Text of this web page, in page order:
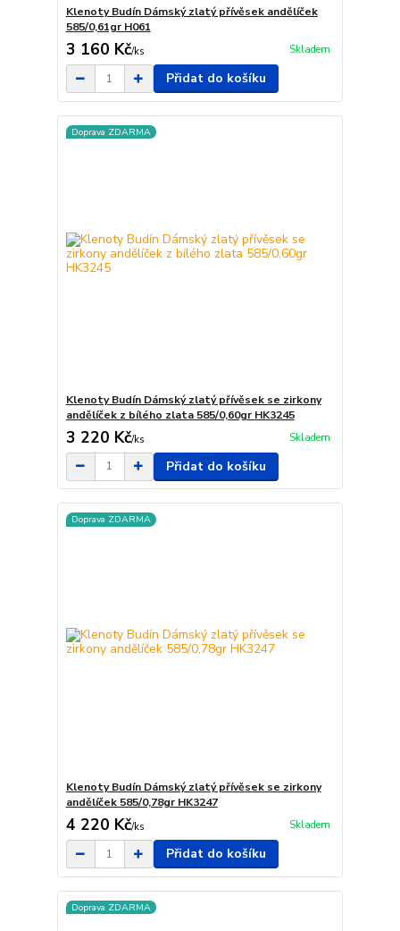
Klenoty Budín Dámský zlatý přívěsek andělíček
585/0,61gr H061
3 160 Kč/ks Skladem
Přidat do košíku
Doprava ZDARMA
Klenoty Budín Dámský zlatý přívěsek se zirkony
andělíček z bílého zlata 585/0,60gr HK3245
3 220 Kč/ks Skladem
Přidat do košíku
Doprava ZDARMA
Klenoty Budín Dámský zlatý přívěsek se zirkony
andělíček 585/0,78gr HK3247
4 220 Kč/ks Skladem
Přidat do košíku
Doprava ZDARMA